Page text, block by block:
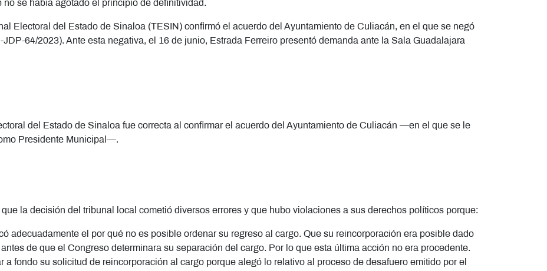
se había agotado el principio de definitividad.
Electoral del Estado de Sinaloa (TESIN) confirmó el acuerdo del Ayuntamiento de Culiacán, en el que se negó
64/2023). Ante esta negativa, el 16 de junio, Estrada Ferreiro presentó demanda ante la Sala Guadalajara
del Estado de Sinaloa fue correcta al confirmar el acuerdo del Ayuntamiento de Culiacán —en el que se le
Presidente Municipal—.
la decisión del tribunal local cometió diversos errores y que hubo violaciones a sus derechos políticos porque:
adecuadamente el por qué no es posible ordenar su regreso al cargo. Que su reincorporación era posible dado
de que el Congreso determinara su separación del cargo. Por lo que esta última acción no era procedente.
fondo su solicitud de reincorporación al cargo porque alegó lo relativo al proceso de desafuero emitido por el